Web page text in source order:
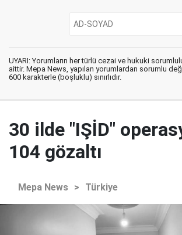
UYARI: Yorumların her türlü cezai ve hukuki
aittir. Mepa News, yapılan yorumlardan sorumlu
600 karakterle (boşluklu) sınırlıdır.
30 ilde "IŞİD"
104 gözaltı
Mepa News > Türkiye